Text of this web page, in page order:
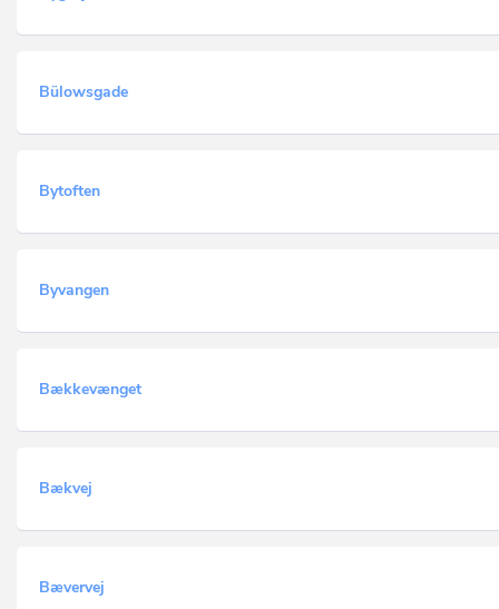
Bülowsgade
Bytoften
Byvangen
Bækkevænget
Bækvej
Bævervej